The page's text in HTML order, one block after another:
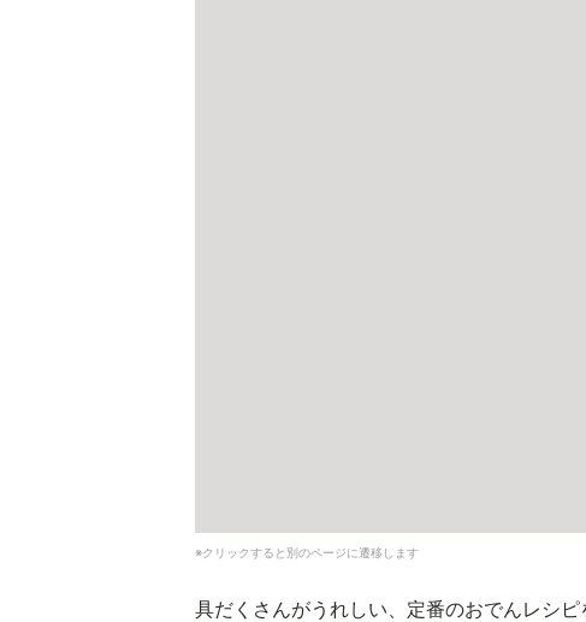
※クリックすると別のページに遷移します
具だくさんがうれしい、定番のおでんレシ